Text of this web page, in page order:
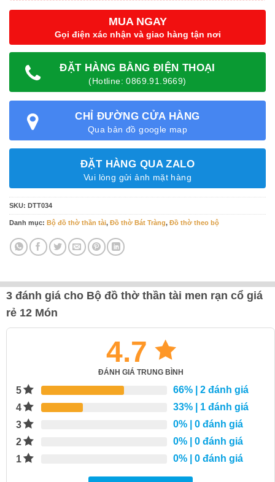
MUA NGAY
Gọi điện xác nhận và giao hàng tận nơi
ĐẶT HÀNG BẰNG ĐIỆN THOẠI
(Hotline: 0869.91.9669)
CHỈ ĐƯỜNG CỬA HÀNG
Qua bản đồ google map
ĐẶT HÀNG QUA ZALO
Vui lòng gửi ảnh mặt hàng
SKU: DTT034
Danh mục: Bộ đồ thờ thần tài, Đồ thờ Bát Tràng, Đồ thờ theo bộ
3 đánh giá cho Bộ đồ thờ thần tài men rạn cổ giá
rẻ 12 Món
4.7
ĐÁNH GIÁ TRUNG BÌNH
5 66% | 2 đánh giá
4
33% | 1 đánh giá
3
0% | 0 đánh giá
2
0% | 0 đánh giá
1
0% | 0 đánh giá